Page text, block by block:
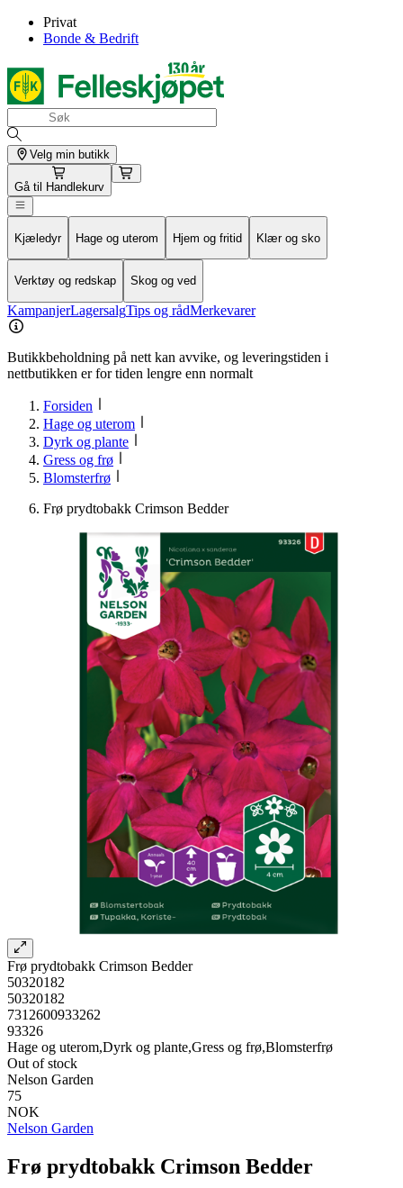
Privat
Bonde & Bedrift
Velg min butikk
Gå til Handlekurv
Kjæledyr Hage og uterom Hjem og fritid Klær og sko
Verktøy og redskap Skog og ved
KampanjerLagersalgTips og rådMerkevarer
Butikkbeholdning på nett kan avvike, og leveringstiden i
nettbutikken er for tiden lengre enn normalt
Forsiden
Hage og uterom
Dyrk og plante
Gress og frø
Blomsterfrø
Frø prydtobakk Crimson Bedder
Frø prydtobakk Crimson Bedder
50320182
50320182
7312600933262
93326
Hage og uterom,Dyrk og plante,Gress og frø,Blomsterfrø
Out of stock
Nelson Garden
75
NOK
Nelson Garden
Frø prydtobakk Crimson Bedder